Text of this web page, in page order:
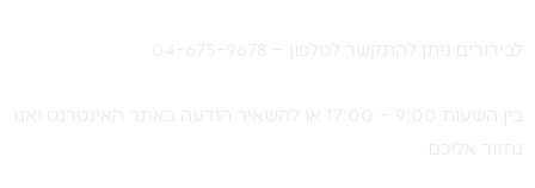
לבירורים ניתן להתקשר לטלפון – 04-675-9678
בין השעות 9:00 – 17:00 או להשאיר הודעה באתר האינטרנט ואנו
נחזור אליכם.